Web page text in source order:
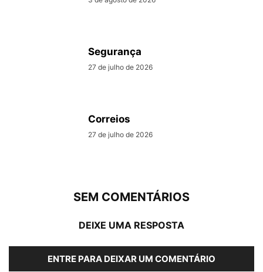
Segurança
27 de julho de 2026
Correios
27 de julho de 2026
SEM COMENTÁRIOS
DEIXE UMA RESPOSTA
ENTRE PARA DEIXAR UM COMENTÁRIO